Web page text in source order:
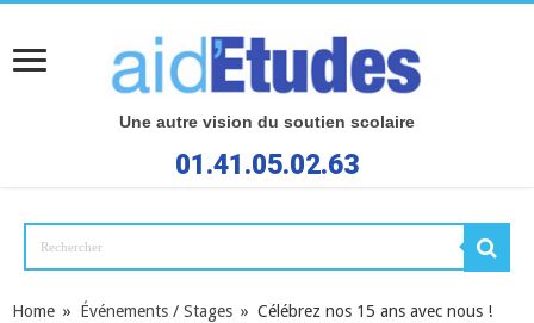
Une autre vision du soutien scolaire
01.41.05.02.63
Home » Événements / Stages » Célébrez nos 15 ans avec nous !